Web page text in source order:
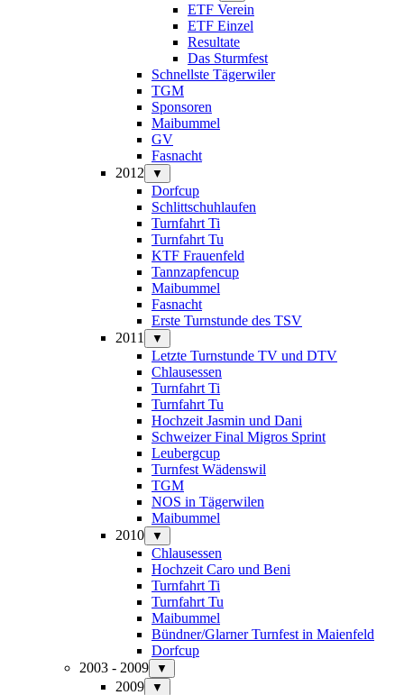
ETF Verein
ETF Einzel
Resultate
Das Sturmfest
Schnellste Tägerwiler
TGM
Sponsoren
Maibummel
GV
Fasnacht
2012
▼
Dorfcup
Schlittschuhlaufen
Turnfahrt Ti
Turnfahrt Tu
KTF Frauenfeld
Tannzapfencup
Maibummel
Fasnacht
Erste Turnstunde des TSV
2011
▼
Letzte Turnstunde TV und DTV
Chlausessen
Turnfahrt Ti
Turnfahrt Tu
Hochzeit Jasmin und Dani
Schweizer Final Migros Sprint
Leubergcup
Turnfest Wädenswil
TGM
NOS in Tägerwilen
Maibummel
2010
▼
Chlausessen
Hochzeit Caro und Beni
Turnfahrt Ti
Turnfahrt Tu
Maibummel
Bündner/Glarner Turnfest in Maienfeld
Dorfcup
2003 - 2009
▼
2009 ▼